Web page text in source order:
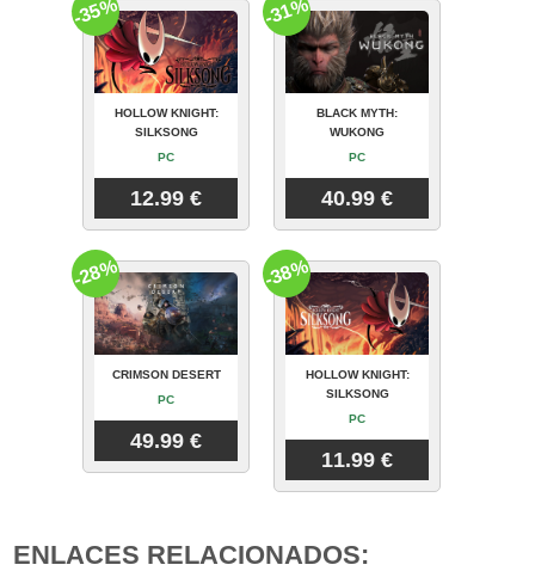
HOLLOW KNIGHT:
SILKSONG
PC
12.99 €
-35%
BLACK MYTH:
WUKONG
PC
40.99 €
-31%
CRIMSON DESERT
PC
49.99 €
-28%
HOLLOW KNIGHT:
SILKSONG
PC
11.99 €
-38%
ENLACES RELACIONADOS: